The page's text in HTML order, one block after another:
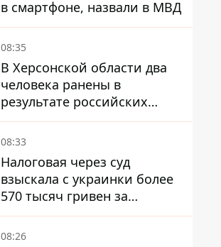
в смартфоне, назвали в МВД
08:35
В Херсонской области два
человека ранены в
результате российских
обстрелов, повреждены
дома
08:33
Налоговая через суд
взыскала с украинки более
570 тысяч гривен за
заработок на OnlyFans
08:26